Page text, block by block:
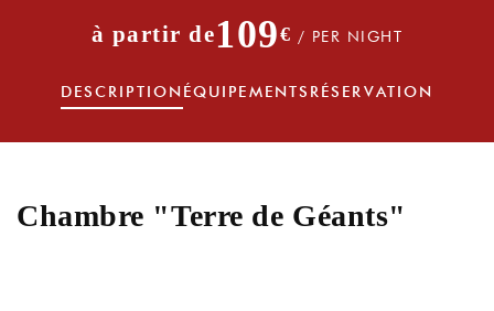
DESCRIPTION ÉQUIPEMENTS RÉSERVATION
109€ / PER NIGHT
Chambre "Terre de Géants"